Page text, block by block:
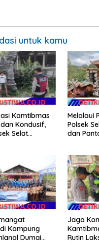
untuk kamu
Kamtibmas
Kondusif,
Selat
Melalaui
Polsek
dan
Kampung
Dumai
Jaga
Rutin